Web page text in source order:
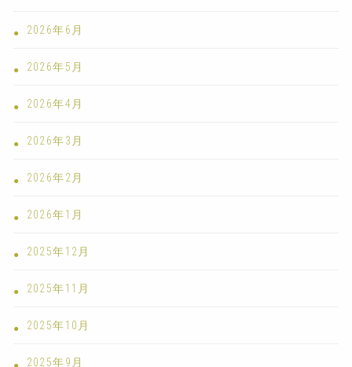
2026年6月
2026年5月
2026年4月
2026年3月
2026年2月
2026年1月
2025年12月
2025年11月
2025年10月
2025年9月